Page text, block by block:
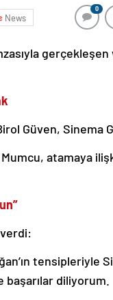
News
0
Güven, Sinema
atamaya
tensipleriyle
başarılar diliyorum.